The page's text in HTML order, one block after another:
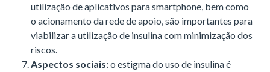
utilização de aplicativos para smartphone, bem como
o acionamento da rede de apoio, são importantes para
viabilizar a utilização de insulina com minimização dos
riscos.
Aspectos sociais:o estigma do uso de insulina é